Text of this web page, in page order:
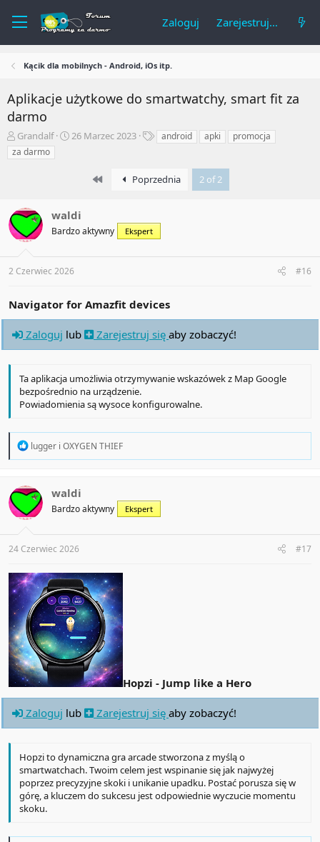
Zaloguj Zarejestruj się
Kącik dla mobilnych - Android, iOs itp.
Aplikacje użytkowe do smartwatchy, smart fit za
darmo
A
u
t
e
a
Grandalf
R
z
t
26 Marzec 2023
Tandroid apki
promocja
za darmo
First Poprzednia 2 of 2
waldi
Bardzo aktywny Ekspert
2 Czerwiec 2026 #16
Navigator for Amazfit devices
Zaloguj lub Zarejestruj się aby zobaczyć!
Ta aplikacja umożliwia otrzymywanie wskazówek z Map Google
bezpośrednio na urządzenie.
Powiadomienia są wysoce konfigurowalne.
R
t
i
o
s
:
lugger i OXYGEN THIEF
waldi
Bardzo aktywny Ekspert
24 Czerwiec 2026 #17
Hopzi - Jump like a Hero
Zaloguj lub Zarejestruj się aby zobaczyć!
Hopzi to dynamiczna gra arcade stworzona z myślą o
smartwatchach. Twoim celem jest wspinanie się jak najwyżej
poprzez precyzyjne skoki i unikanie upadku. Postać porusza się w
górę, a kluczem do sukcesu jest odpowiednie wyczucie momentu
skoku.